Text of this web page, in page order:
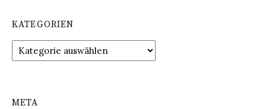
KATEGORIEN
Kategorien
META